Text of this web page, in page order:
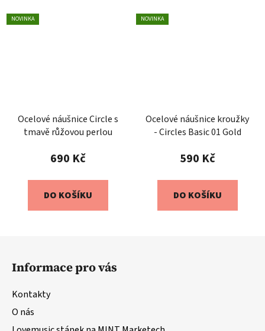
NOVINKA
Ocelové náušnice Circle s
tmavě růžovou perlou
690 Kč
DO KOŠÍKU
NOVINKA
Ocelové náušnice kroužky
- Circles Basic 01 Gold
590 Kč
DO KOŠÍKU
Informace pro vás
Kontakty
O nás